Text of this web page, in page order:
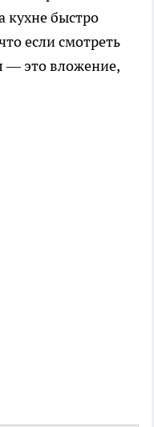
кухне быстро
если смотреть
— это вложение,